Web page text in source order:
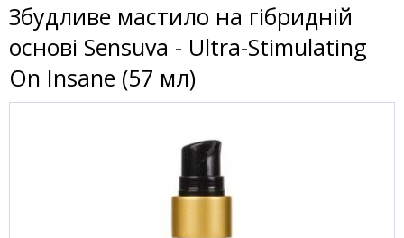
Збудливе мастило на гібридній
основі Sensuva - Ultra-Stimulating
On Insane (57 мл)